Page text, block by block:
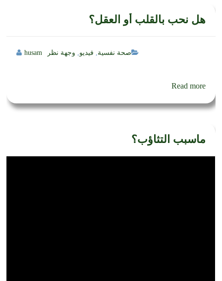
هل نحب بالقلب أو العقل؟
husam صحة نفسية فيديو وجهة نظر
Read more
ماسبب التثاؤب؟